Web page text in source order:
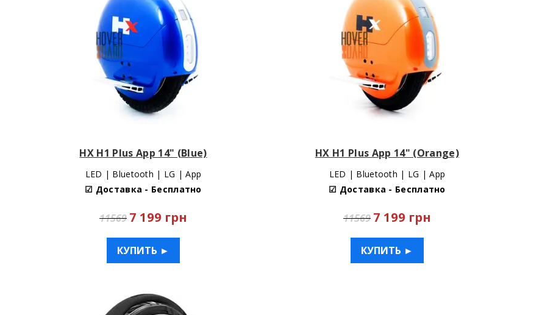
HX H1 Plus App 14" (Blue)
LED | Bluetooth | LG | App
☑ Доставка - Бесплатно
11569 7 199 грн
КУПИТЬ ►
HX H1 Plus App 14" (Orange)
LED | Bluetooth | LG | App
☑ Доставка - Бесплатно
11569 7 199 грн
КУПИТЬ ►